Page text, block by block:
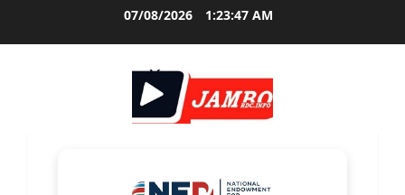
07/08/2026 1:23:48 AM